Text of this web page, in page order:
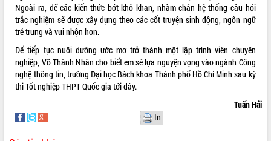
Ngoài ra, để các kiến thức bớt khô khan, nhàm chán hệ thống câu hỏi
trắc nghiệm sẽ được xây dựng theo các cốt truyện sinh động, ngôn ngữ
trẻ trung và vui nhộn hơn.
Để tiếp tục nuôi dưỡng ước mơ trở thành một lập trình viên chuyên
nghiệp, Võ Thành Nhân cho biết em sẽ lựa nguyện vọng vào ngành Công
nghệ thông tin, trường Đại học Bách khoa Thành phố Hồ Chí Minh sau kỳ
thi Tốt nghiệp THPT Quốc gia tới đây.
Tuấn Hải
In